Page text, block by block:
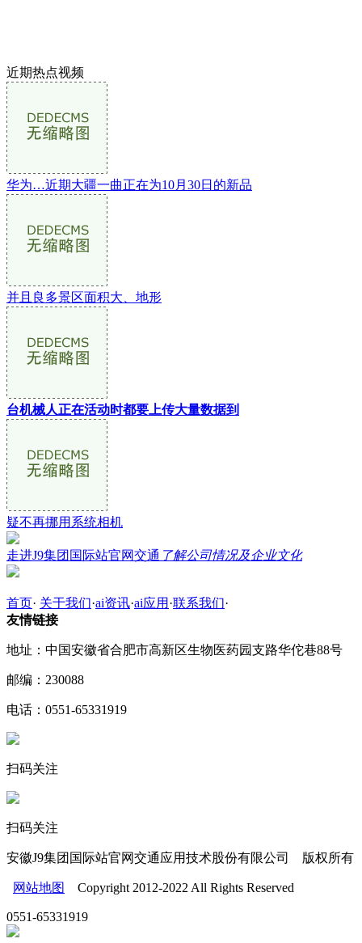
近期热点视频
华为…近期大疆一曲正在为10月30日的新品
并且良多景区面积大、地形
台机械人正在活动时都要上传大量数据到
疑不再挪用系统相机
走进J9集团国际站官网交通 了解公司情况及企业文化
首页· 关于我们·ai资讯·ai应用 ·联系我们·
友情链接
地址：中国安徽省合肥市高新区生物医药园支路华佗巷88号
邮编：230088
电话：0551-65331919
扫码关注
扫码关注
安徽J9集团国际站官网交通应用技术股份有限公司 版权所有
网站地图 Copyright 2012-2022 All Rights Reserved
0551-65331919